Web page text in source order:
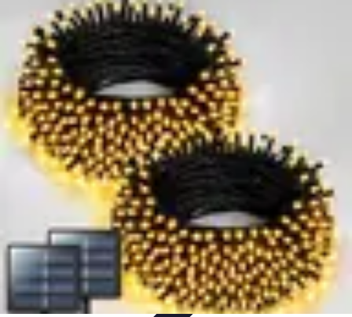
Universo Halloween
DecoraciónFiestas y CelebracionesDisfraces
Fiestas y
EventosManualidades y Decoración
Universo Halloween